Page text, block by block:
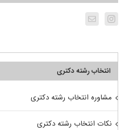
انتخاب رشته دکتری
مشاوره انتخاب رشته دکتری
نکات انتخاب رشته دکتری